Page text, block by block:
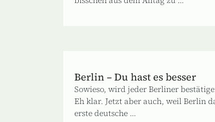
Berlin – Du hast es besser
Sowieso, wird jeder Berliner
Eh klar. Jetzt aber auch, weil Berlin
erste deutsche ...